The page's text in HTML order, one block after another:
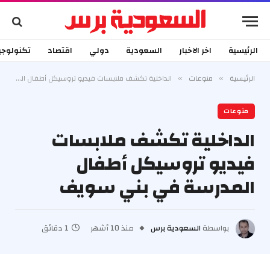
الرئيسية اخر الاخبار السعودية دولي اقتصاد
الرئيسية » منوعات » الداخلية تكشف ملابسات فيديو تروسيكل أطفال المدرسة في بني سويف
منوعات
الداخلية تكشف ملابسات
فيديو تروسيكل أطفال
المدرسة في بني سويف
بواسطة السعودية برس منذ 10 أشهر 1 دقائق